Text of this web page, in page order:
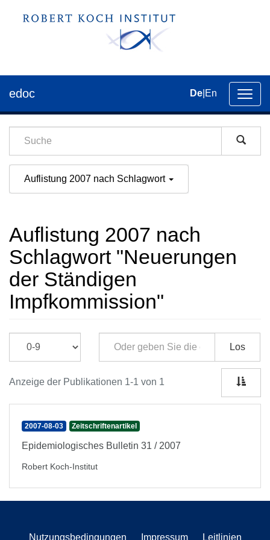
der
edoc De En
Auflistung 2007 nach Schlagwort
Auflistung 2007 nach
Schlagwort "Neuerungen
der Ständigen
Impfkommission"
Los
Anzeige der Publikationen 1-1 von 1
2007-08-03 Zeitschriftenartikel
Epidemiologisches Bulletin 31 / 2007
Robert Koch-Institut
Nutzungsbedingungen Impressum Leitlinien